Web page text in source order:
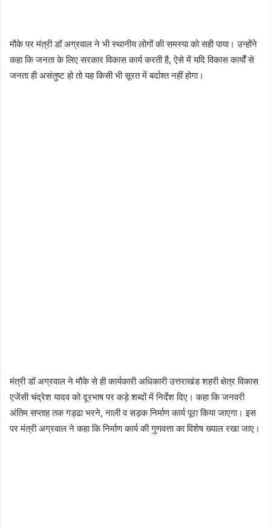
मौके पर मंत्री डॉ अग्रवाल ने भी स्थानीय लोगों की समस्या को सही पाया। उन्होंने
कहा कि जनता के लिए सरकार विकास कार्य करती है, ऐसे में यदि विकास कार्यों से
जनता ही असंतुष्ट हो तो यह किसी भी सूरत में बर्दाश्त नहीं होगा।
मंत्री डॉ अग्रवाल ने मौके से ही कार्यकारी अधिकारी उत्तराखंड शहरी क्षेत्र विकास
एजेंसी चंद्रेश यादव को दूरभाष पर कड़े शब्दों में निर्देश दिए। कहा कि जनवरी
अंतिम सप्ताह तक गड्ढा भरने, नाली व सड़क निर्माण कार्य पूरा किया जाएगा। इस
पर मंत्री अग्रवाल ने कहा कि निर्माण कार्य की गुणवत्ता का विशेष ख्याल रखा जाए।